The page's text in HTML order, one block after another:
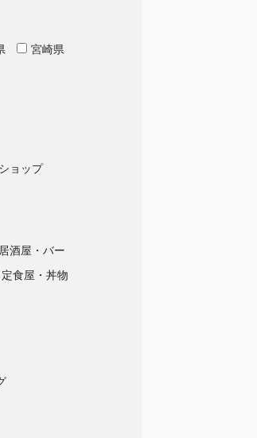
宮崎県
ョップ
居酒屋・バー
定食屋・丼物